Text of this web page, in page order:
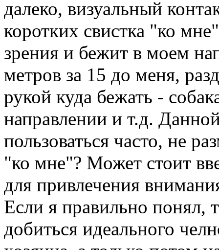
далеко, визуальный
коротких свистка "ко
зрения и бежит в моем
метров за 15 до меня,
рукой куда бежать -
направлении и т.д.
пользоваться часто, не
"ко мне"? Может стоит
для привлечения
Если я правильно понял,
добиться идеального